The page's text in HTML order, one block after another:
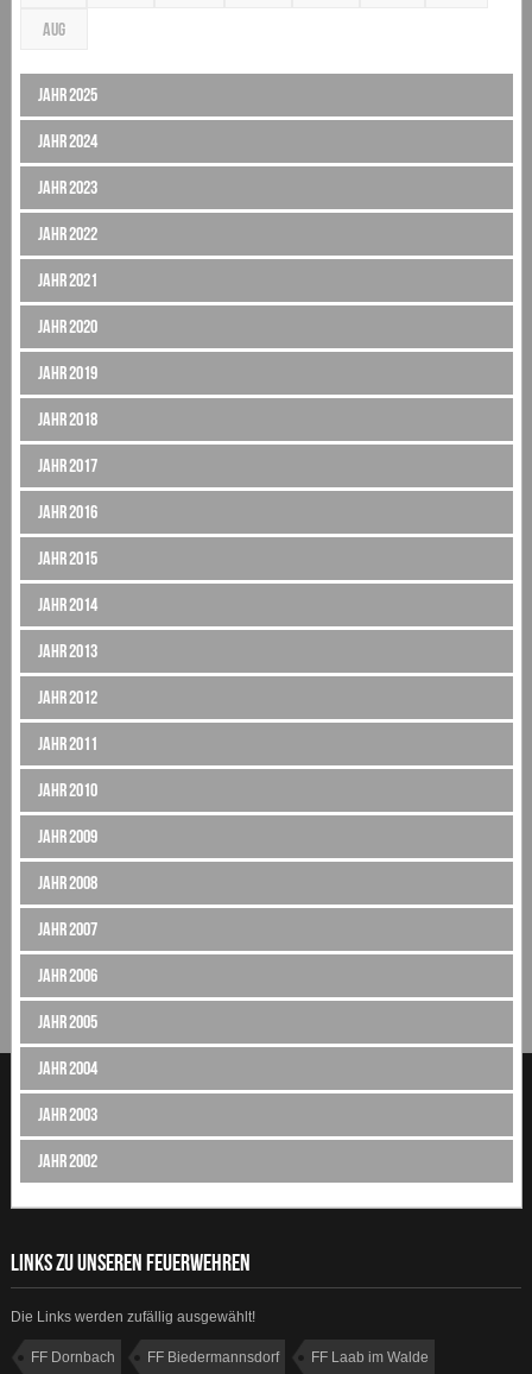
AUG
Jahr 2025
Jahr 2024
Jahr 2023
Jahr 2022
Jahr 2021
Jahr 2020
Jahr 2019
Jahr 2018
Jahr 2017
Jahr 2016
Jahr 2015
Jahr 2014
Jahr 2013
Jahr 2012
Jahr 2011
Jahr 2010
Jahr 2009
Jahr 2008
Jahr 2007
Jahr 2006
Jahr 2005
Jahr 2004
Jahr 2003
Jahr 2002
LINKS ZU UNSEREN FEUERWEHREN
Die Links werden zufällig ausgewählt!
FF Dornbach FF Biedermannsdorf FF Laab im Walde